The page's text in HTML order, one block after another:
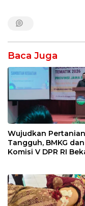
Baca Juga
Wujudkan Pertanian
Tangguh, BMKG dan
Komisi V DPR RI